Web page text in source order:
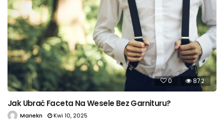
0 872
Jak Ubrać Faceta Na Wesele Bez Garnituru?
Manekn Kwi 10, 2025